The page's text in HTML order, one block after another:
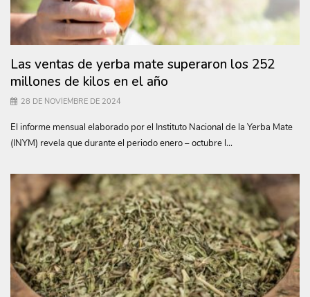
Las ventas de yerba mate superaron los 252
millones de kilos en el año
28 DE NOVIEMBRE DE 2024
El informe mensual elaborado por el Instituto Nacional de la Yerba Mate
(INYM) revela que durante el periodo enero – octubre l...